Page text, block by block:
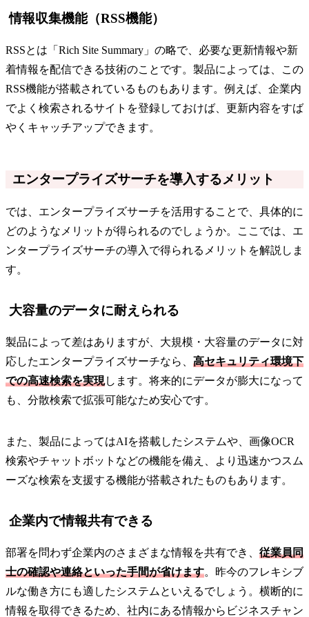
情報収集機能（RSS機能）
RSSとは「Rich Site Summary」の略で、必要な更新情報や新
着情報を配信できる技術のことです。製品によっては、この
RSS機能が搭載されているものもあります。例えば、企業内
でよく検索されるサイトを登録しておけば、更新内容をすば
やくキャッチアップできます。
エンタープライズサーチを導入するメリット
では、エンタープライズサーチを活用することで、具体的に
どのようなメリットが得られるのでしょうか。ここでは、エ
ンタープライズサーチの導入で得られるメリットを解説しま
す。
大容量のデータに耐えられる
製品によって差はありますが、大規模・大容量のデータに対
応したエンタープライズサーチなら、 高セキュリティ環境下
での高速検索を実現します。将来的にデータが膨大になって
も、分散検索で拡張可能なため安心です。
また、製品によってはAIを搭載したシステムや、画像OCR
検索やチャットボットなどの機能を備え、より迅速かつスム
ーズな検索を支援する機能が搭載されたものもあります。
企業内で情報共有できる
部署を問わず企業内のさまざまな情報を共有でき、 従業員同
士の確認や連絡といった手間が省けます。昨今のフレキシブ
ルな働き方にも適したシステムといえるでしょう。横断的に
情報を取得できるため、社内にある情報からビジネスチャン